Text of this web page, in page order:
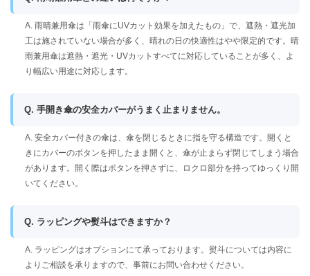
A. 雨晴兼用傘は「雨傘にUVカット効果を加えたもの」で、遮熱・遮光加
工は施されていない場合が多く、晴れの日の快適性はやや限定的です。晴
雨兼用傘は遮熱・遮光・UVカットすべてに対応していることが多く、よ
り幅広い用途に対応します。
Q. 手開き傘の安全カバーがうまく止まりません。
A. 安全カバー付きの傘は、傘を閉じるときに指を守る構造です。開くと
きにカバーのボタンを押したまま開くと、傘が止まらず閉じてしまう場合
があります。開く際はボタンを押さずに、ロクロ部分を持ってゆっくり開
いてください。
Q. ラッピングや熨斗はできますか？
A. ラッピングはオプションにて承っております。熨斗については内容に
よりご相談を承りますので、事前にお問い合わせください。